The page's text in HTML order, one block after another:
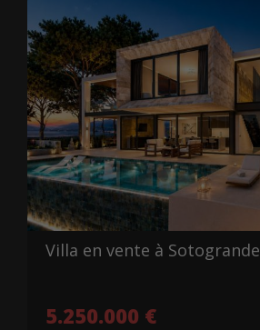
Villa en vente à Sotogrande
5.250.000 €